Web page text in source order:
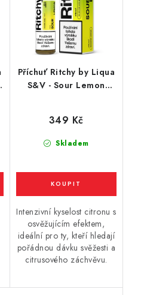
Příchuť Ritchy by Liqua
S&V - Sour Lemon
Skladem
349 Kč
Intenzivní kyselost citronu s
osvěžujícím efektem,
ideální pro ty, kteří hledají
pořádnou dávku svěžesti a
citrusového záchvěvu.